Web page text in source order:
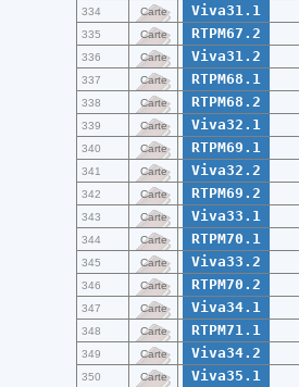
334 Carte Viva31.1
335 Carte RTPM67.2
336 Carte Viva31.2
337 Carte RTPM68.1
338 Carte RTPM68.2
339 Carte Viva32.1
340 Carte RTPM69.1
341 Carte Viva32.2
342 Carte RTPM69.2
343 Carte Viva33.1
344 Carte RTPM70.1
345 Carte Viva33.2
346 Carte RTPM70.2
347 Carte Viva34.1
348 Carte RTPM71.1
349 Carte Viva34.2
350 Carte Viva35.1